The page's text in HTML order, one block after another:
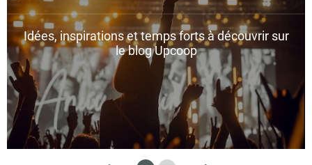
Idées, inspirations et temps forts à découvrir sur
le blog Upcoop